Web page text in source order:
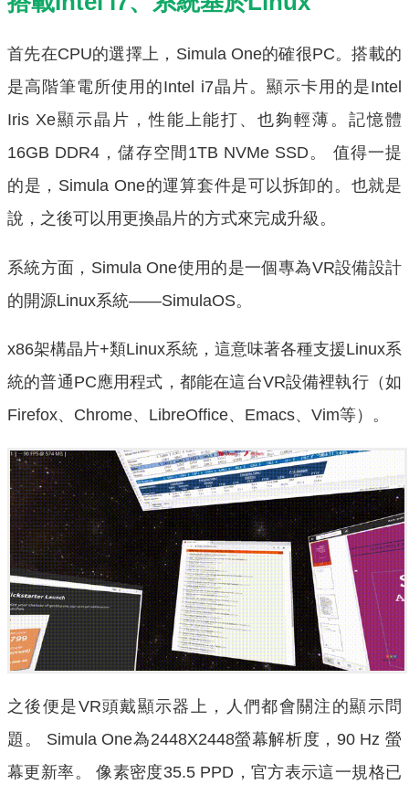
首先在CPU的選擇上，Simula One的確很PC。搭載的
是高階筆電所使用的Intel i7晶片。顯示卡用的是Intel
Iris Xe顯示晶片，性能上能打、也夠輕薄。記憶體
16GB DDR4，儲存空間1TB NVMe SSD。 值得一提
的是，Simula One的運算套件是可以拆卸的。也就是
說，之後可以用更換晶片的方式來完成升級。
系統方面，Simula One使用的是一個專為VR設備設計
的開源Linux系統——SimulaOS。
x86架構晶片+類Linux系統，這意味著各種支援Linux系
統的普通PC應用程式，都能在這台VR設備裡執行（如
Firefox、Chrome、LibreOffice、Emacs、Vim等）。
之後便是VR頭戴顯示器上，人們都會關注的顯示問
題。 Simula One為2448X2448螢幕解析度，90 Hz 螢
幕更新率。 像素密度35.5 PPD，官方表示這一規格已